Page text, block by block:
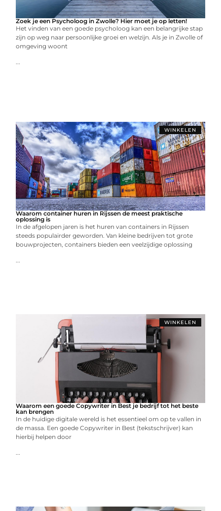
Zoek je een Psycholoog in Zwolle? Hier moet je op letten!
Het vinden van een goede psycholoog kan een belangrijke stap
zijn op weg naar persoonlijke groei en welzijn. Als je in Zwolle of
omgeving woont
...
WINKELEN
Waarom container huren in Rijssen de meest praktische
oplossing is
In de afgelopen jaren is het huren van containers in Rijssen
steeds populairder geworden. Van kleine bedrijven tot grote
bouwprojecten, containers bieden een veelzijdige oplossing
...
WINKELEN
Waarom een goede Copywriter in Best je bedrijf tot het beste
kan brengen
In de huidige digitale wereld is het essentieel om op te vallen in
de massa. Een goede Copywriter in Best (tekstschrijver) kan
hierbij helpen door
...